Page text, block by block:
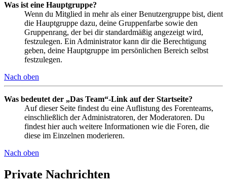
Was ist eine Hauptgruppe?
Wenn du Mitglied in mehr als einer Benutzergruppe bist, dient
die Hauptgruppe dazu, deine Gruppenfarbe sowie den
Gruppenrang, der bei dir standardmäßig angezeigt wird,
festzulegen. Ein Administrator kann dir die Berechtigung
geben, deine Hauptgruppe im persönlichen Bereich selbst
festzulegen.
Nach oben
Was bedeutet der „Das Team“-Link auf der Startseite?
Auf dieser Seite findest du eine Auflistung des Forenteams,
einschließlich der Administratoren, der Moderatoren. Du
findest hier auch weitere Informationen wie die Foren, die
diese im Einzelnen moderieren.
Nach oben
Private Nachrichten